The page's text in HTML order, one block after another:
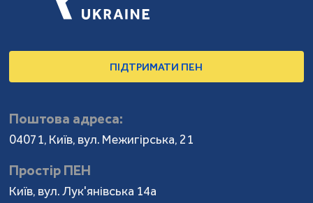
ПІДТРИМАТИ ПЕН
Поштова адреса:
04071, Київ, вул. Межигірська, 21
Простір ПЕН
Київ, вул. Лук'янівська 14а